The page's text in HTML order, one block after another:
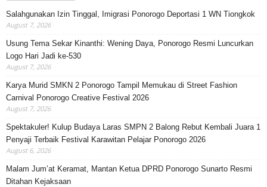
Salahgunakan Izin Tinggal, Imigrasi Ponorogo Deportasi 1 WN Tiongkok
August 7, 2026
Usung Tema Sekar Kinanthi: Wening Daya, Ponorogo Resmi Luncurkan
Logo Hari Jadi ke-530
August 7, 2026
Karya Murid SMKN 2 Ponorogo Tampil Memukau di Street Fashion
Carnival Ponorogo Creative Festival 2026
August 7, 2026
Spektakuler! Kulup Budaya Laras SMPN 2 Balong Rebut Kembali Juara 1
Penyaji Terbaik Festival Karawitan Pelajar Ponorogo 2026
August 6, 2026
Malam Jum’at Keramat, Mantan Ketua DPRD Ponorogo Sunarto Resmi
Ditahan Kejaksaan